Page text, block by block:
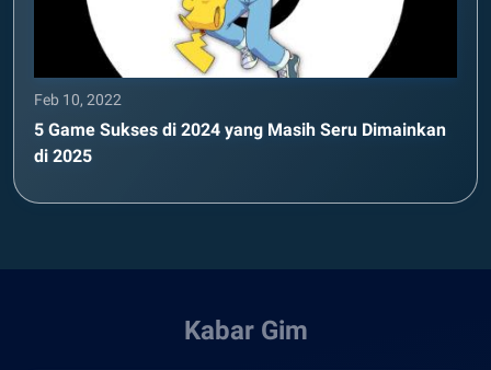
Feb 10, 2022
5 Game Sukses di 2024 yang Masih Seru Dimainkan
di 2025
Kabar Gim